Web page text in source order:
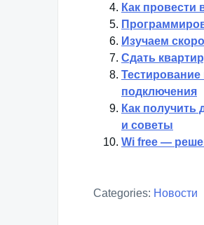
Как провести
Изучаем
Сдать
Тестирование
подключения
Как получить
и советы
Wi free —
Categories: Новости